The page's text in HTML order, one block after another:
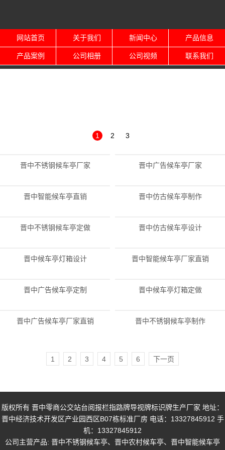
网站首页 关于我们 新闻中心 产品信息
产品案例 公司相册 公司视频 联系我们
1 2 3
晋中不锈钢候车亭厂家 晋中广告候车亭厂家
晋中智能候车亭直销 晋中仿古候车亭制作
晋中不锈钢候车亭定做 晋中仿古候车亭设计
晋中候车亭灯箱设计 晋中智能候车亭厂家直销
晋中广告候车亭定制 晋中候车亭灯箱定做
晋中广告候车亭厂家直销 晋中不锈钢候车亭制作
1 2 3 4 5 6 下一页
版权所有 晋中零商公交站台阅报栏指路牌导视牌标识牌生产厂家 地址：
晋中经济技术开发区产业园西区B07栋标准厂房 电话：13327845912 手
机：13327845912
公司主营产品: 晋中不锈钢候车亭、 晋中农村候车亭、 晋中智能候车亭